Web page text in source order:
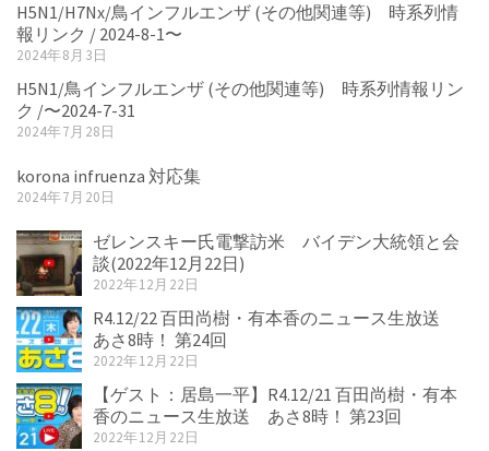
H5N1/H7Nx/鳥インフルエンザ (その他関連等) 時系列情
報リンク / 2024-8-1〜
2024年8月3日
H5N1/鳥インフルエンザ (その他関連等) 時系列情報リン
ク /〜2024-7-31
2024年7月28日
korona infruenza 対応集
2024年7月20日
ゼレンスキー氏電撃訪米 バイデン大統領と会
談(2022年12月22日)
2022年12月22日
R4.12/22 百田尚樹・有本香のニュース生放送
あさ8時！ 第24回
2022年12月22日
【ゲスト：居島一平】R4.12/21 百田尚樹・有本
香のニュース生放送 あさ8時！ 第23回
2022年12月22日